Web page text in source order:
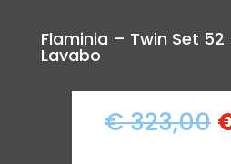
Flaminia – Twin Set 52
Lavabo
€323,00